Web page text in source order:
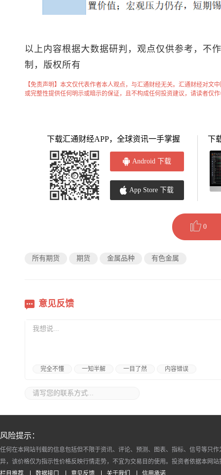
以上内容根据大数据研判，观点仅供参考，不
制，版权所有
【免责声明】本文仅代表作者本人观点，与汇通财经无关。汇通财经对文
或完整性提供任何明示或暗示的保证，且不构成任何投资建议，请读者仅
下载汇通财经APP，全球资讯一手掌握
Android 下载
App Store 下载
下
0
所有期货 期货 金属品种 有色金属
意见反馈
完全不懂 一知半解 一目了然 内容错误
风险提示：
任何在本网站刊载的信息包括但不限于资讯、评论、预测、图表、指标、信号等只
异，该价格仅为指示性价格反映行情走势，不宜为交易目的使用。投资者依据本网
栏目推荐
数据接口 意见反馈 关于我们 信用承诺